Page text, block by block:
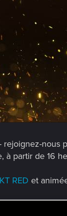
partir de 16
RED et